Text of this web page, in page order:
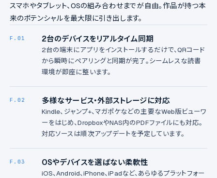
スマホやタブレット、OSの組み合わせまでが自由。作品が持つ本
来のポテンシャルを最大限に引き出します。
F.01 2台のデバイスをリアルタイム同期
2台の端末にアプリをインストールするだけで、QRコード
から瞬時にペアリングと同期が完了。シームレスな読書
環境が即座に整います。
F.02 多様なサービス・外部ストレージに対応
Kindle、ジャンプ+、マガポケなどの主要なWeb版ビューワ
ーをはじめ、DropboxやNAS内のPDFファイルにも対応。
対応ソースは順次アップデートを予定しています。
F.03 OSやデバイスを選ばない柔軟性
iOS、Android、iPhone、iPadなど、あらゆるプラットフォー